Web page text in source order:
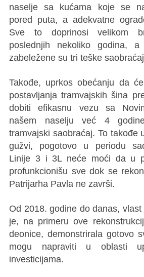
naselje sa kućama koje se
pored puta, a adekvatne
Sve to doprinosi velikom
poslednjih nekoliko godina,
zabeležene su tri teške
Takođe, uprkos obećanju da
postavljanja tramvajskih šina
dobiti efikasnu vezu sa
našem naselju već 4
tramvajski saobraćaj. To takođe
gužvi, pogotovo u periodu
Linije 3 i 3L neće moći da u
profunkcionišu sve dok se
Patrijarha Pavla ne završi.
Od 2018. godine do danas,
je, na primeru ove
deonice, demonstrirala gotovo
mogu napraviti u oblasti
investicijama.